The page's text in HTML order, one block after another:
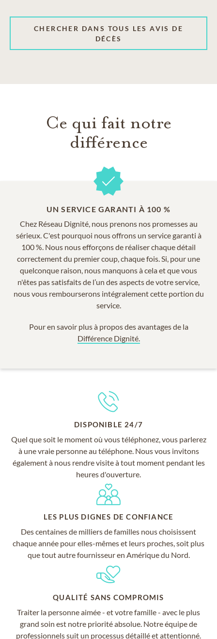
CHERCHER DANS TOUS LES AVIS DE
DÉCÈS
Ce qui fait notre
différence
UN SERVICE GARANTI À 100 %
Chez Réseau Dignité, nous prenons nos promesses au
sérieux. C'est pourquoi nous offrons un service garanti à
100 %. Nous nous efforçons de réaliser chaque détail
correctement du premier coup, chaque fois. Si, pour une
quelconque raison, nous manquons à cela et que vous
n'êtes pas satisfaits de l’un des aspects de votre service,
nous vous rembourserons intégralement cette portion du
service.
Pour en savoir plus à propos des avantages de la
Différence Dignité.
DISPONIBLE 24/7
Quel que soit le moment où vous téléphonez, vous parlerez
à une vraie personne au téléphone. Nous vous invitons
également à nous rendre visite à tout moment pendant les
heures d'ouverture.
LES PLUS DIGNES DE CONFIANCE
Des centaines de milliers de familles nous choisissent
chaque année pour elles-mêmes et leurs proches, soit plus
que tout autre fournisseur en Amérique du Nord.
QUALITÉ SANS COMPROMIS
Traiter la personne aimée - et votre famille - avec le plus
grand soin est notre priorité absolue. Notre équipe de
professionnels suit un processus détaillé et attentionné.